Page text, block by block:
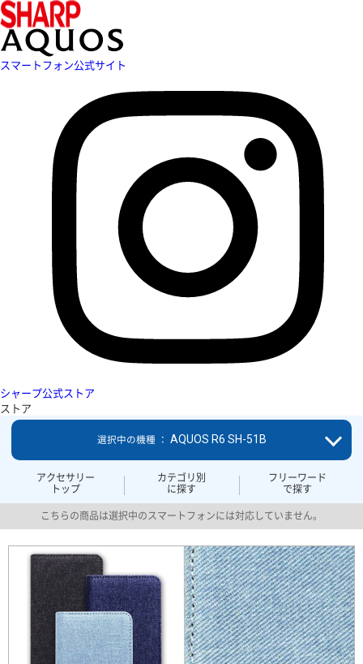
スマートフォン公式サイト
シャープ公式ストア
ストア
アクセサリー
トップ
カテゴリ別
に探す
フリーワード
で探す
選択中の機種 ： AQUOS R6 SH-51B
こちらの商品は選択中のスマートフォンには対応していません。